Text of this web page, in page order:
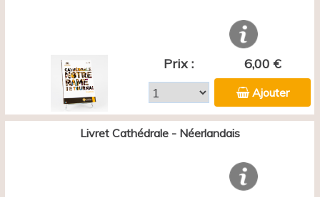
Prix : 6,00 €
Ajouter
Livret Cathédrale - Néerlandais